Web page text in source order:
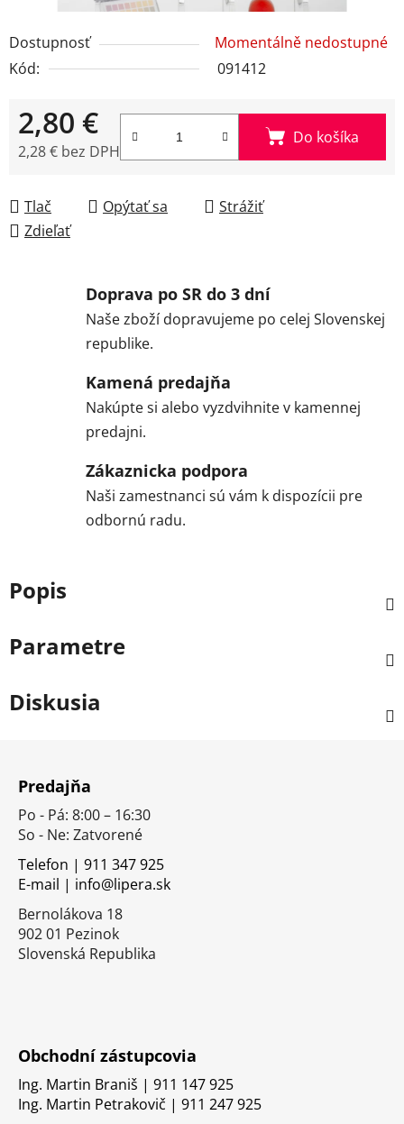
Dostupnosť
Momentálně nedostupné
Kód:
091412
2,80 €
2,28 € bez DPH
Do košíka
Tlač Opýtať sa
Strážiť
Zdieľať
Doprava po SR do 3 dní
Naše zboží dopravujeme po celej Slovenskej
republike.
Kamená predajňa
Nakúpte si alebo vyzdvihnite v kamennej
predajni.
Zákaznicka podpora
Naši zamestnanci sú vám k dispozícii pre
odbornú radu.
Popis
Parametre
Diskusia
Predajňa
Po - Pá: 8:00 – 16:30
So - Ne: Zatvorené
Telefon | 911 347 925
E-mail | info@lipera.sk
Bernolákova 18
902 01 Pezinok
Slovenská Republika
Obchodní zástupcovia
Ing. Martin Braniš | 911 147 925
Ing. Martin Petrakovič | 911 247 925